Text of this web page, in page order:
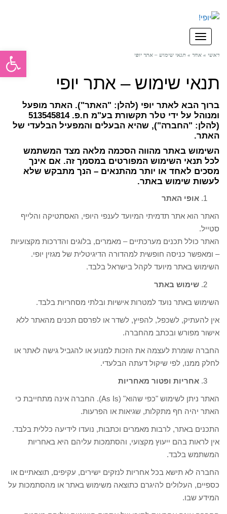
תפריט
ראשי » אחר » תנאי שימוש – אתר יופי
תנאי שימוש – אתר יופי
ברוך הבא לאתר יופי (להלן: "האתר"). האתר מופעל
ומנוהל על ידי טלר תקשורת בע"מ ח.פ. 513545814
(להלן: "החברה"), שהיא הבעלים והמפעיל הבלעדי של
האתר.
השימוש באתר מהווה הסכמה מלאה מצד המשתמש
לכל תנאי השימוש המפורטים במסמך זה. אם אינך
מסכים לאחד או יותר מהתנאים – הנך מתבקש שלא
לעשות שימוש באתר.
אופי האתר
האתר הוא אתר תדמיתי המיועד לענפי היופי, האסתטיקה והלייף
סטייל.
האתר כולל תכנים מערכתיים – מאמרים, בלוגים והדרכות מקצועיות
– ומאפשר כניסה חופשית למהדורה הדיגיטלית של מגזין יופי.
השימוש באתר מיועד לקהל בישראל בלבד.
שימוש באתר
השימוש באתר נועד למטרות אישיות ובלתי מסחריות בלבד.
אין להעתיק, לשכפל, להפיץ, לשדר או לפרסם תכנים מהאתר ללא
אישור מפורש ובכתב מהחברה.
החברה שומרת לעצמה את הזכות למנוע או להגביל גישה לאתר או
לחלק ממנו, לפי שיקול דעתה הבלעדי.
אחריות ופטור מאחריות
האתר ניתן לשימוש "כפי שהוא" (As Is). החברה אינה מתחייבת כי
האתר יהיה חף מתקלות, שגיאות או הפרעות.
התכנים באתר, לרבות מאמרים וכתבות, נועדו לידיעה כללית בלבד.
אין לראות בהם ייעוץ מקצועי, והסתמכות עליהם היא באחריות
המשתמש בלבד.
החברה לא תישא בכל אחריות לנזקים ישירים, עקיפים, תוצאתיים או
כספיים, העלולים להיגרם כתוצאה משימוש באתר או מהסתמכות על
המידע שבו.
פתח